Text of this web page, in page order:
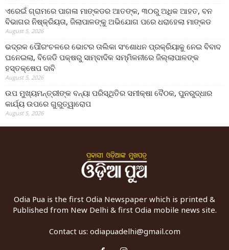
ଏରେଇଁ ଗ୍ରାମରେ ପାଗଳା ମାଙ୍କଡର ଆତଙ୍କ, ୩୦ରୁ ଅଧିକ ଆହତ, ବନ
ବିଭାଗର ନିଷ୍କ୍ରିୟତା, ଜିଲାପାଳଙ୍କୁ ଅଭିଯୋଗ ପରେ ଧରାହେଲା ମାଙ୍କଡ
August 5, 2026
ଭଦ୍ରକ ପୌରଂଚଳରେ ଭୋଟର ତାଲିକା ସଂଶୋଧନ ପ୍ରକ୍ରିୟାକୁ ନେଇ ବିବାଦ
ଘନେଇଲା, ବିଜେଡି ପକ୍ଷରୁ ସାମ୍ବାଦିକ ସମ୍ମିଳନୀରେ ଜିଲ୍ଲାପାଳଙ୍କ
ହସ୍ତକ୍ଷେପ ଦାବି
August 5, 2026
ଉପ ମୁଖ୍ୟମନ୍ତ୍ରୀଙ୍କ ବନ୍ୟା ପରିସ୍ଥିତିର ସମୀକ୍ଷା ବୈଠକ, ପୁନରୁଦ୍ଧାର
କାର୍ଯ୍ୟ ଉପରେ ଗୁରୁତ୍ୱାରୋପ
August 5, 2026
Odia Pua is the first Odia Newspaper which is printed &
Published from New Delhi & first Odia mobile news site.
Contact us: odiapuadelhi@gmail.com